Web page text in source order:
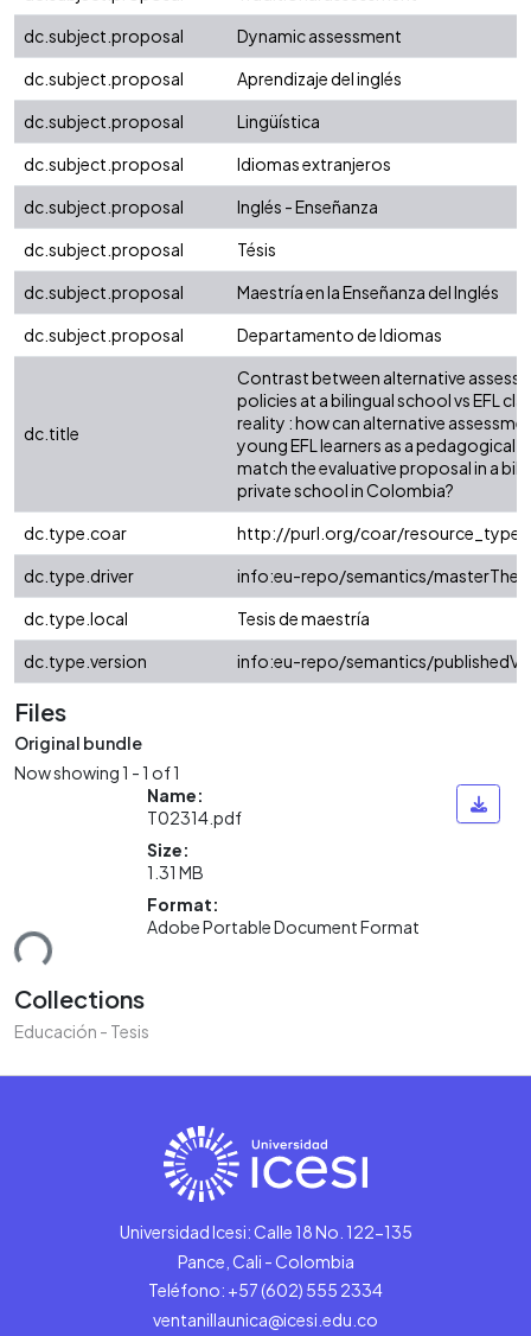
dc.subject.proposal
Dynamic assessment
dc.subject.proposal
Aprendizaje del inglés
dc.subject.proposal
Lingüística
dc.subject.proposal
Idiomas extranjeros
dc.subject.proposal
Inglés - Enseñanza
dc.subject.proposal
Tésis
dc.subject.proposal
Maestría en la Enseñanza del Inglés
dc.subject.proposal
Departamento de Idiomas
dc.title
Contrast between alternative
policies at a bilingual school vs EFL
reality : how can alternative
young EFL learners as a pedagogical
match the evaluative proposal in a
private school in Colombia?
dc.type.coar
http://purl.org/coar/resource_type/
dc.type.driver
info:eu-repo/semantics/
dc.type.local
Tesis de maestría
dc.type.version
info:eu-repo/semantics/
Files
Original bundle
Now showing1 - 1 of 1
Loading...
Name:
T02314.pdf
Size:
1.31 MB
Format:
Adobe Portable Document Format
Collections
Educación - Tesis
Universidad Icesi: Calle 18 No. 122-135
Pance, Cali - Colombia
Teléfono: +57 (602) 555 2334
ventanillaunica@icesi.edu.co